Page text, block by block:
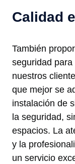
Calidad
También
seguridad
nuestros
que mejor se
instalación de
la seguridad,
espacios. La
y la
un servicio